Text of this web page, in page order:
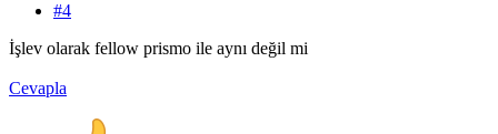
#4
İşlev olarak fellow prismo ile aynı değil mi
Cevapla